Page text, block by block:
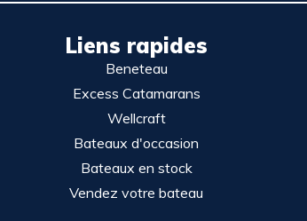
Liens rapides
Beneteau
Excess Catamarans
Wellcraft
Bateaux d'occasion
Bateaux en stock
Vendez votre bateau